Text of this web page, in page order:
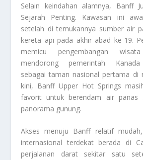
Selain keindahan alamnya, Banff
Sejarah Penting. Kawasan ini
setelah di temukannya sumber air
kereta api pada akhir abad ke-19.
memicu pengembangan
mendorong pemerintah Kanada
sebagai taman nasional pertama di
kini, Banff Upper Hot Springs
favorit untuk berendam air panas
panorama gunung.
Akses menuju Banff relatif
internasional terdekat berada di
perjalanan darat sekitar satu